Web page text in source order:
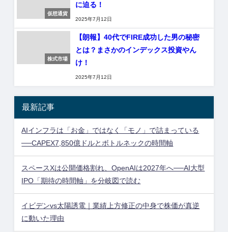
仮想通貨
に迫る！
2025年7月12日
株式市場
【朗報】40代でFIRE成功した男の秘密
とは？まさかのインデックス投資やん
け！
2025年7月12日
最新記事
AIインフラは「お金」ではなく「モノ」で詰まっている
──CAPEX7,850億ドルとボトルネックの時間軸
スペースXは公開価格割れ、OpenAIは2027年へ──AI大型
IPO「期待の時間軸」を分岐図で読む
イビデンvs太陽誘電｜業績上方修正の中身で株価が真逆
に動いた理由